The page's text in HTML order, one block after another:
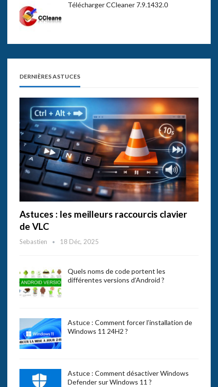
Télécharger CCleaner 7.9.1432.0
DERNIÈRES ASTUCES
Astuces : les meilleurs raccourcis clavier
de VLC
Sebastien 18 Déc, 2025
Quels noms de code portent les
différentes versions d’Android ?
Astuce : Comment forcer l’installation de
Windows 11 24H2 ?
Astuce : Comment désactiver Windows
Defender sur Windows 11 ?